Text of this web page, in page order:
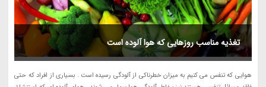
تغذیه مناسب روزهایی که هوا آلوده است
هوایی که تنفس می کنیم به میزان خطرناکی از آلودگی رسیده است . بسیاری از افراد که حتی